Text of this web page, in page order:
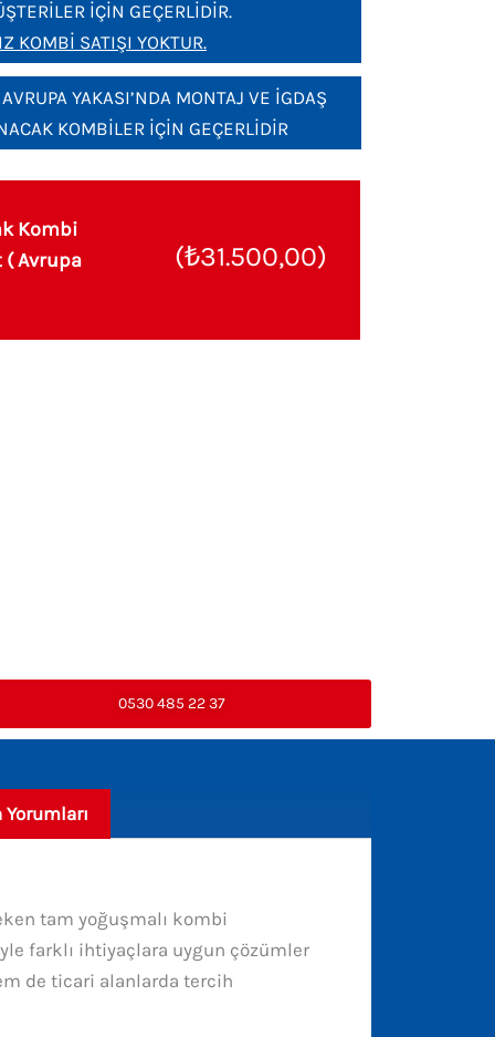
İÇİN GEÇERLİDİR.
KOMBİ SATIŞI YOKTUR.
YAKASI’NDA MONTAJ VE İGDAŞ
KOMBİLER İÇİN GEÇERLİDİR
Kombi
( Avrupa
(₺31.500,00)
0530 485 22 37
Yorumları
tam yoğuşmalı kombi
farklı ihtiyaçlara uygun çözümler
de ticari alanlarda tercih